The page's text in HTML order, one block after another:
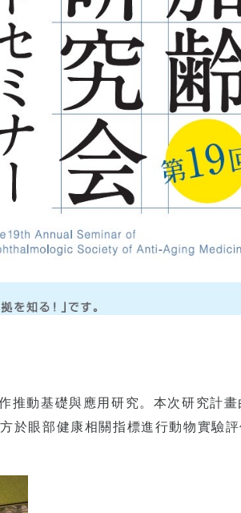
推動基礎與應用研究。本次研究計畫
於眼部健康相關指標進行動物實驗